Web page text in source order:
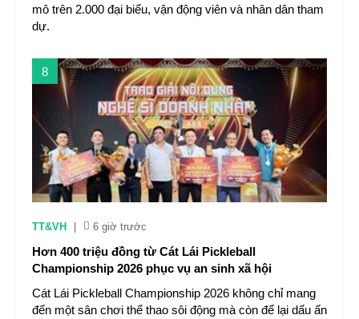
mô trên 2.000 đại biểu, vận động viên và nhân dân tham
dự.
8
TT&VH 6 giờ trước
Hơn 400 triệu đồng từ Cát Lái Pickleball
Championship 2026 phục vụ an sinh xã hội
Cát Lái Pickleball Championship 2026 không chỉ mang
đến một sân chơi thể thao sôi động mà còn để lại dấu ấn